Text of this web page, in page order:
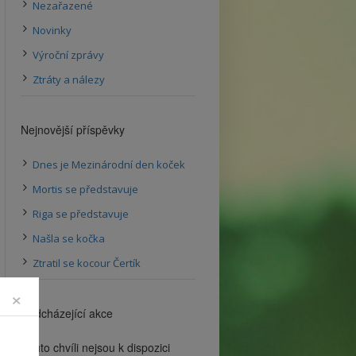
Nezařazené
Novinky
Výroční zprávy
Ztráty a nálezy
Nejnovější příspěvky
Dnes je Mezinárodní den koček
Mortis se představuje
Riga se představuje
Našla se kočka
Ztratil se kocour Čertík
Nadcházející akce
V tuto chvíli nejsou k dispozici
×